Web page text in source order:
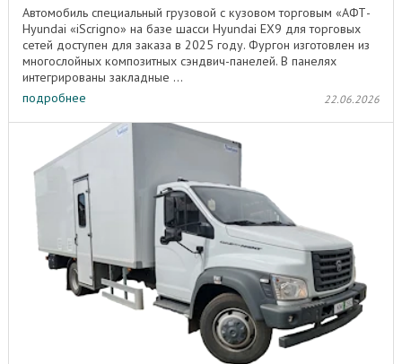
Автомобиль специальный грузовой с кузовом торговым «АФТ-
Hyundai «iScrigno» на базе шасси Hyundai EX9 для торговых
сетей доступен для заказа в 2025 году. Фургон изготовлен из
многослойных композитных сэндвич-панелей. В панелях
интегрированы закладные ...
подробнее
22.06.2026